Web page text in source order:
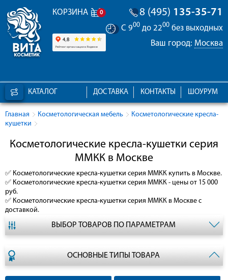
КОРЗИНА 0 8 (495) 135-35-71
С 900 до 2200 без выходных
Ваш город: Москва
КАТАЛОГ ШОУРУМ
КОНТАКТЫ
ДОСТАВКА
Главная Косметологическая мебель
Косметологические кресла-
кушетки
Косметологические кресла-кушетки серия
ММКК в Москве
✅ Косметологические кресла-кушетки серия ММКК купить в Москве.
✅ Косметологические кресла-кушетки серия ММКК - цены от 15 000
руб.
✅ Косметологические кресла-кушетки серия ММКК в Москве с
доставкой.
ВЫБОР ТОВАРОВ ПО ПАРАМЕТРАМ
ОСНОВНЫЕ ТИПЫ ТОВАРА